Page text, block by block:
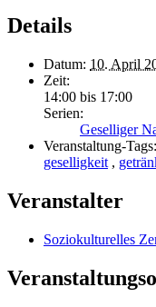
Details
Datum: 10. April
Zeit:
14:00 bis 17:00
Serien:
Geselliger
Veranstaltung-Tags:
geselligkeit ,
Veranstalter
Soziokulturelles